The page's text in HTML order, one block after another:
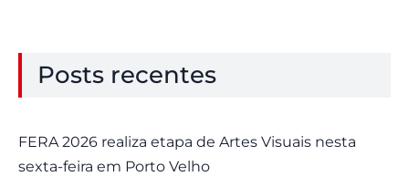
Posts recentes
FERA 2026 realiza etapa de Artes Visuais nesta
sexta-feira em Porto Velho